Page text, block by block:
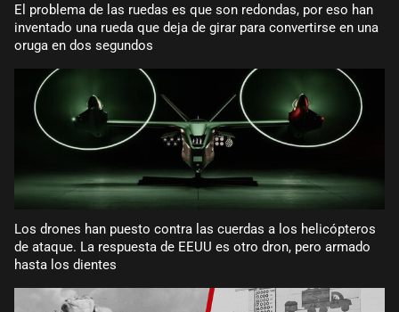
El problema de las ruedas es que son redondas, por eso han
inventado una rueda que deja de girar para convertirse en una
oruga en dos segundos
Los drones han puesto contra las cuerdas a los helicópteros
de ataque. La respuesta de EEUU es otro dron, pero armado
hasta los dientes